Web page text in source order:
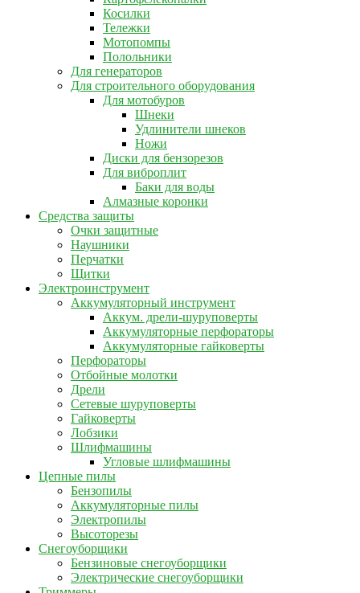
Косилки
Тележки
Мотопомпы
Полольники
Для генераторов
Для строительного оборудования
Для мотобуров
Шнеки
Удлинители шнеков
Ножи
Диски для бензорезов
Для виброплит
Баки для воды
Алмазные коронки
Средства защиты
Очки защитные
Наушники
Перчатки
Щитки
Электроинструмент
Аккумуляторный инструмент
Аккум. дрели-шуруповерты
Аккумуляторные перфораторы
Аккумуляторные гайковерты
Перфораторы
Отбойные молотки
Дрели
Сетевые шуруповерты
Гайковерты
Лобзики
Шлифмашины
Угловые шлифмашины
Цепные пилы
Бензопилы
Аккумуляторные пилы
Электропилы
Высоторезы
Снегоуборщики
Бензиновые снегоуборщики
Электрические снегоуборщики